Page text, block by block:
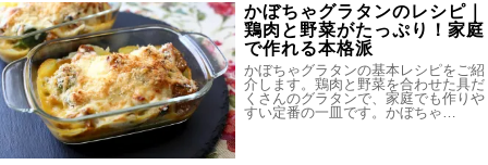
かぼちゃグラタンのレシピ｜
鶏肉と野菜がたっぷり！家庭
で作れる本格派
かぼちゃグラタンの基本レシピをご紹
介します。鶏肉と野菜を合わせた具だ
くさんのグラタンで、家庭でも作りや
すい定番の一皿です。かぼちゃ…